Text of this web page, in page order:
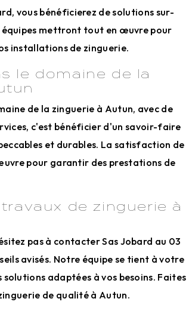
vous bénéficierez de solutions sur-
équipes mettront tout en œuvre pour
installations de zinguerie.
le domaine de la
de la zinguerie à Autun, avec de
c'est bénéficier d'un savoir-faire
et durables. La satisfaction de
pour garantir des prestations de
de zinguerie à
pas à contacter Sas Jobard au 03
avisés. Notre équipe se tient à votre
adaptées à vos besoins. Faites
de qualité à Autun.